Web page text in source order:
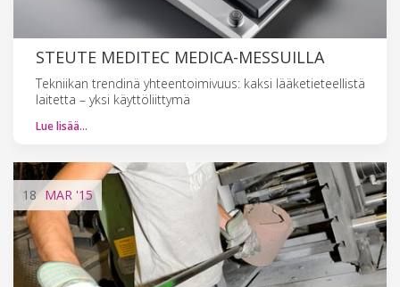
STEUTE MEDITEC MEDICA-MESSUILLA
Tekniikan trendinä yhteentoimivuus: kaksi lääketieteellistä
laitetta – yksi käyttöliittymä
Lue lisää…
18 MAR '15